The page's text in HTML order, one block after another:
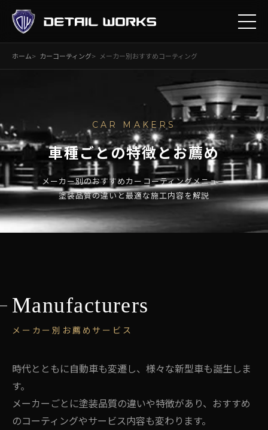
ホーム カーコーティング メーカー別おすすめコーティング
CAR MAKERS
車種ごとの特徴とお薦め
メーカー別のおすすめカーコーティングメニュー
塗装品質の違いと最適な施工内容を解説
Manufacturers
メーカー別お薦めサービス
時代とともに自動車も変遷し、様々な新型車も誕生しま
す。
メーカーごとに塗装品質の違いや特徴があり、おすすめ
のコーティングやサービス内容も変わります。